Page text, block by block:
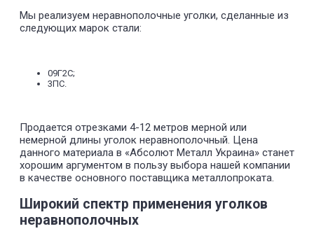
Мы реализуем неравнополочные уголки, сделанные из
следующих марок стали:
09Г2С;
3ПС.
Продается отрезками 4-12 метров мерной или
немерной длины уголок неравнополочный. Цена
данного материала в «Абсолют Металл Украина» станет
хорошим аргументом в пользу выбора нашей компании
в качестве основного поставщика металлопроката.
Широкий спектр применения уголков
неравнополочных